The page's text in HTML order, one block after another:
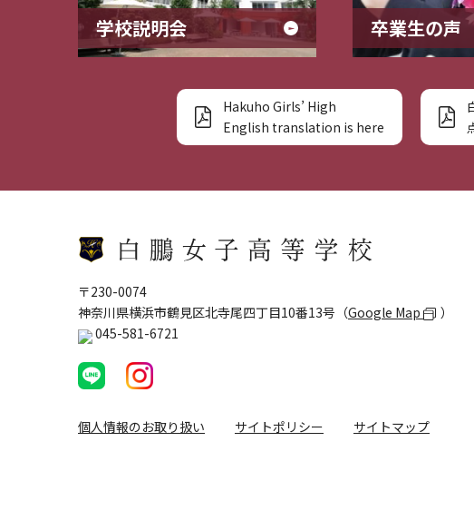
学校説明会 卒業生の声
Hakuho Girls’ High
English translation is here
〒230-0074
神奈川県横浜市鶴見区北寺尾四丁目10番13号（Google Map
）
045-581-6721
個人情報のお取り扱い サイトポリシー サイトマップ